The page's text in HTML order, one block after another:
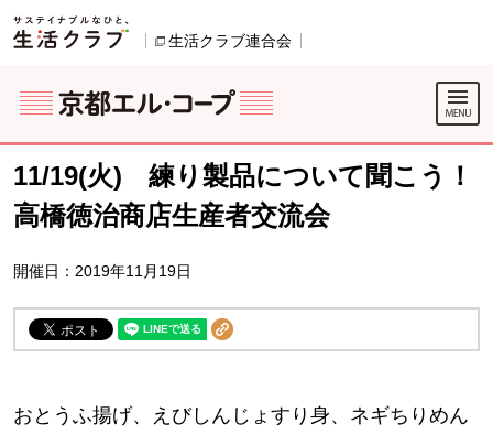
ページの先頭です。
別のウィンドウで開きます。
生活クラブ連合会
ここからサイト内共通メニューです。
サイト内共通メニューをスキップする
サイト内共通メニューここまで。
11/19(火) 練り製品について聞こう！
高橋徳治商店生産者交流会
開催日：2019年11月19日
おとうふ揚げ、えびしんじょすり身、ネギちりめん